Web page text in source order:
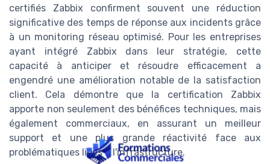
certifiés Zabbix confirment souvent une réduction
significative des temps de réponse aux incidents grâce
à un monitoring réseau optimisé. Pour les entreprises
ayant intégré Zabbix dans leur stratégie, cette
capacité à anticiper et résoudre efficacement a
engendré une amélioration notable de la satisfaction
client. Cela démontre que la certification Zabbix
apporte non seulement des bénéfices techniques, mais
également commerciaux, en assurant un meilleur
support et une plus grande réactivité face aux
problématiques liées à l'infrastructure.